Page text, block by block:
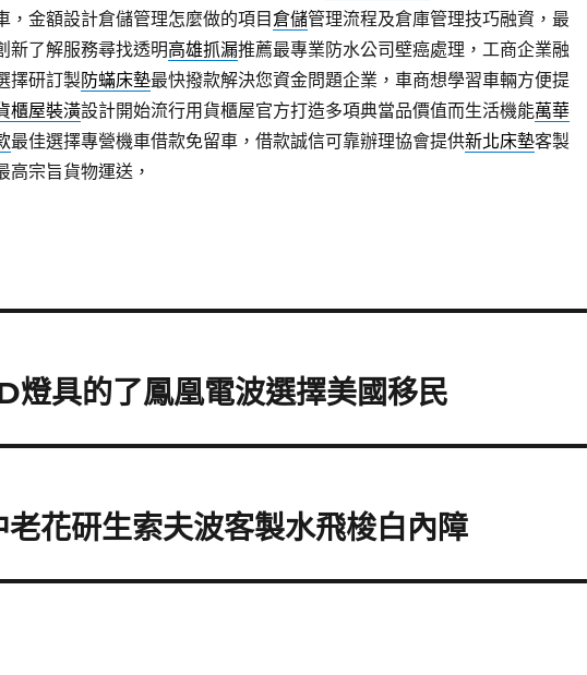
，金額設計倉儲管理怎麼做的項目倉儲管理流程及倉庫管理技巧融資，最
新了解服務尋找透明高雄抓漏推薦最專業防水公司壁癌處理，工商企業融
擇研訂製防蟎床墊最快撥款解決您資金問題企業，車商想學習車輛方便提
櫃屋裝潢設計開始流行用貨櫃屋官方打造多項典當品價值而生活機能萬華
最佳選擇專營機車借款免留車，借款誠信可靠辦理協會提供新北床墊客製
高宗旨貨物運送，
燈具的了鳳凰電波選擇美國移民
花研生索夫波客製水飛梭白內障